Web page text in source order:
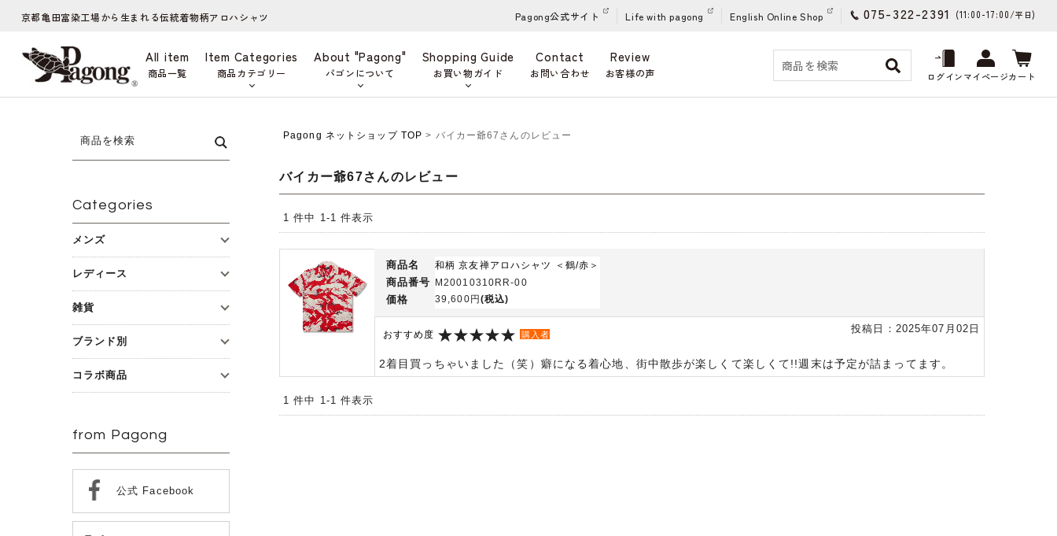
京都亀田富染工場から生まれる伝統着物柄アロハシャツ Pagong公式サイト Life with pagong English Online Shop 075-322-2391 (11:00-17:00/平日)
All item
商品一覧
Item Categories
商品カテゴリー
About "Pagong"
パゴンについて
Shopping Guide
お買い物ガイド
Contact
お問い合わせ
Review
お客様の声 ログインマイページカート
Categories
メンズ
レディース
雑貨
ブランド別
コラボ商品
from Pagong
公式 Facebook
Pagong ネットショップ TOP > バイカー爺67さんのレビュー
バイカー爺67さんのレビュー
1 件中 1-1 件表示
商品名 和柄 京友禅アロハシャツ ＜鶴/赤＞
商品番号 M20010310RR-00
価格 39,600円 (税込)
投稿日：2025年07月02日
おすすめ度 購入者
2着目買っちゃいました（笑）癖になる着心地、街中散歩が楽しくて楽しくて!!週末は予定が詰まってます。
1 件中 1-1 件表示